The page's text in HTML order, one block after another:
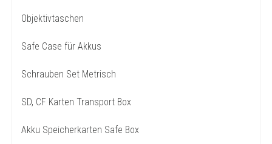
Objektivtaschen
Safe Case für Akkus
Schrauben Set Metrisch
SD, CF Karten Transport Box
Akku Speicherkarten Safe Box